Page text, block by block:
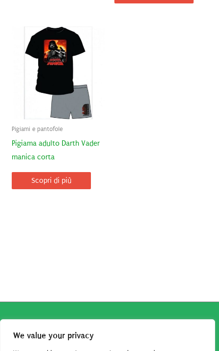
We value your privacy
Pigiami e pantofole
Pigiama adulto Darth Vader
manica corta
Scopri di più
associato Amazon percepisce dei ricavi da acquisti idonei.